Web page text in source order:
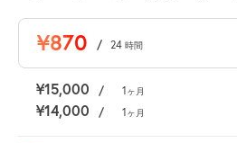
¥870 / 24 時間
¥15,000 / 1ヶ月
¥14,000 / 1ヶ月